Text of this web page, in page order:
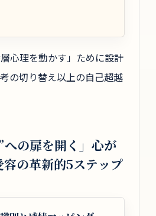
心理を動かす」ために設計
の切り替え以上の自己超越
への扉を開く」心が
の革新的5ステップ